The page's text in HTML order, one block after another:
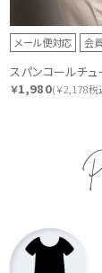
メール便対応 会
スパンコールチュ
￥1,980(￥2,178税